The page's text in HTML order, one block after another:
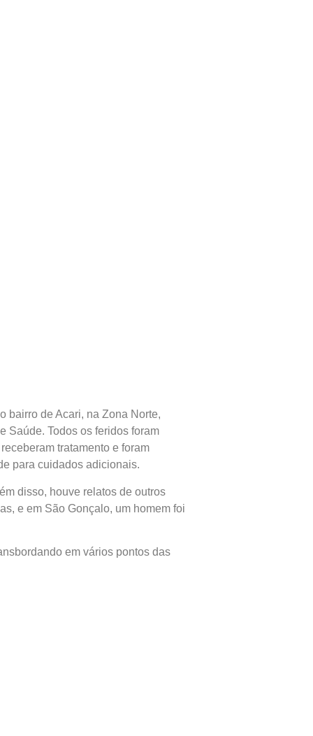
bairro de Acari, na Zona Norte,
Saúde. Todos os feridos foram
tratamento e foram
para cuidados adicionais.
disso, houve relatos de outros
e em São Gonçalo, um homem foi
em vários pontos das